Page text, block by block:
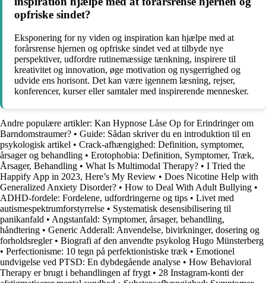
opfriske sindet?
Eksponering for ny viden og inspiration kan hjælpe med at
forårsrense hjernen og opfriske sindet ved at tilbyde nye
perspektiver, udfordre rutinemæssige tænkning, inspirere til
kreativitet og innovation, øge motivation og nysgerrighed og
udvide ens horisont. Det kan være igennem læsning, rejser,
konferencer, kurser eller samtaler med inspirerende mennesker.
Andre populære artikler: Kan Hypnose Låse Op for Erindringer om
Barndomstraumer? • Guide: Sådan skriver du en introduktion til en
psykologisk artikel • Crack-afhængighed: Definition, symptomer,
årsager og behandling • Erotophobia: Definition, Symptomer, Træk,
Årsager, Behandling • What Is Multimodal Therapy? • I Tried the
Happify App in 2023, Here’s My Review • Does Nicotine Help with
Generalized Anxiety Disorder? • How to Deal With Adult Bullying •
ADHD-fordele: Fordelene, udfordringerne og tips • Livet med
autismespektrumforstyrrelse • Systematisk desensibilisering til
panikanfald • Angstanfald: Symptomer, årsager, behandling,
håndtering • Generic Adderall: Anvendelse, bivirkninger, dosering og
forholdsregler • Biografi af den anvendte psykolog Hugo Münsterberg
• Perfectionisme: 10 tegn på perfektionistiske træk • Emotionel
undvigelse ved PTSD: En dybdegående analyse • How Behavioral
Therapy er brugt i behandlingen af frygt • 28 Instagram-konti der